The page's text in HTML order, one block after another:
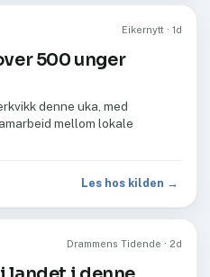
Eikernytt · 1d
500 unger
denne uka, med
mellom lokale
Les hos kilden →
Drammens Tidende · 2d